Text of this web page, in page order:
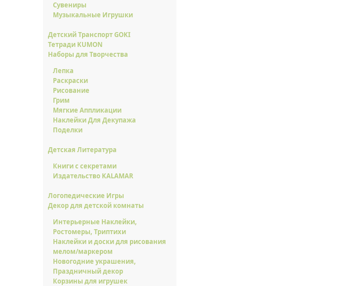
Сувениры
Музыкальные Игрушки
Детский Транспорт GOKI
Тетради KUMON
Наборы для Творчества
Лепка
Раскраски
Рисование
Грим
Мягкие Аппликации
Наклейки Для Декупажа
Поделки
Детская Литература
Книги с секретами
Издательство KALAMAR
Логопедические Игры
Декор для детской комнаты
Интерьерные Наклейки,
Ростомеры, Триптихи
Наклейки и доски для рисования
мелом/маркером
Новогодние украшения,
Праздничный декор
Корзины для игрушек